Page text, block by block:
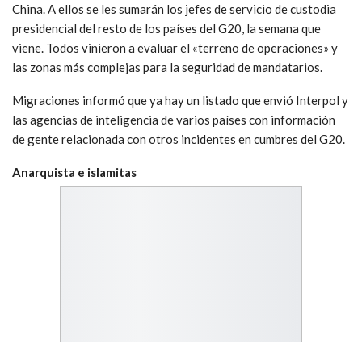
China. A ellos se les sumarán los jefes de servicio de custodia
presidencial del resto de los países del G20, la semana que
viene. Todos vinieron a evaluar el «terreno de operaciones» y
las zonas más complejas para la seguridad de mandatarios.
Migraciones informó que ya hay un listado que envió Interpol y
las agencias de inteligencia de varios países con información
de gente relacionada con otros incidentes en cumbres del G20.
Anarquista e islamitas